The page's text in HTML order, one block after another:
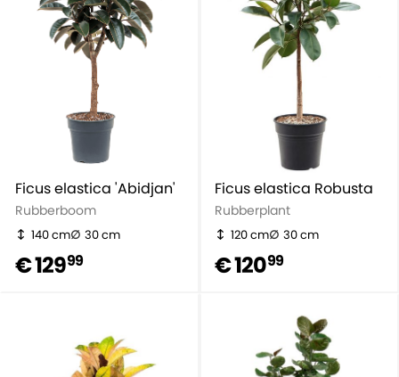
Ficus elastica 'Abidjan'
Rubberboom
140 cm 30 cm
€ 12999
Ficus elastica Robusta
Rubberplant
120 cm 30 cm
€ 12099